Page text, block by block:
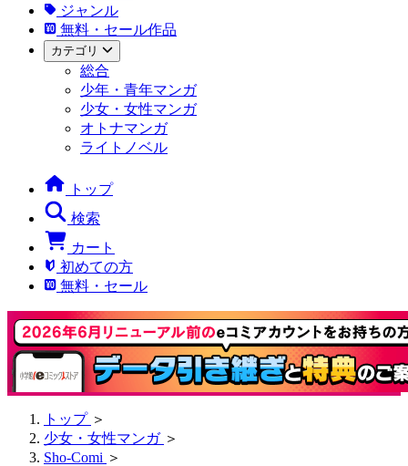
ジャンル
無料・セール作品
カテゴリ
総合
少年・青年マンガ
少女・女性マンガ
オトナマンガ
ライトノベル
トップ
検索
カート
初めての方
無料・セール
トップ ＞
少女・女性マンガ ＞
Sho-Comi ＞